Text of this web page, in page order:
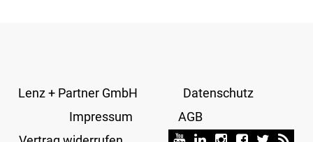
Lenz + Partner GmbH
Datenschutz
Impressum
AGB